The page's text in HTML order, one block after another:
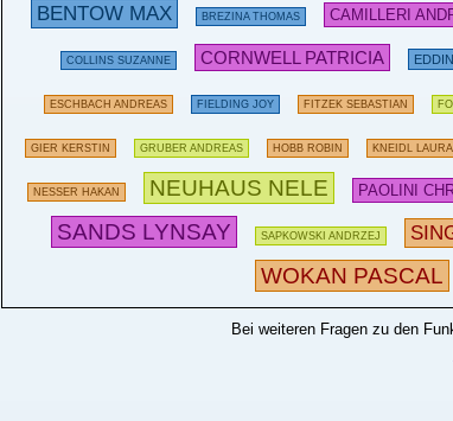
BENTOW MAX BREZINA THOMAS CAMILLERI
COLLINS SUZANNE CORNWELL PATRICIA
ESCHBACH ANDREAS FIELDING JOY FITZEK SEBASTIAN
GIER KERSTIN GRUBER ANDREAS HOBB ROBIN KNEIDL LAURA
NESSER HAKAN NEUHAUS NELE PAOLINI
SANDS LYNSAY SAPKOWSKI ANDRZEJ
WOKAN PASCAL
Bei weiteren Fragen zu den